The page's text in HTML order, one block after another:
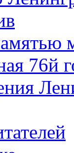
76й